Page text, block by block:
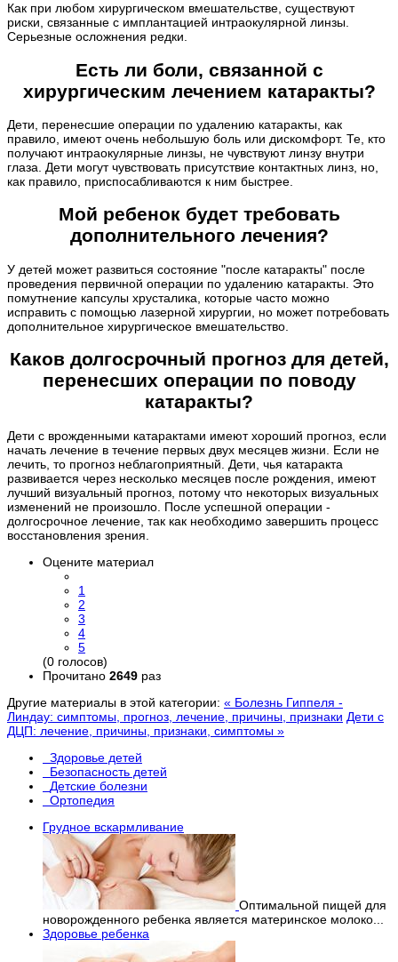
Как при любом хирургическом вмешательстве, существуют
риски, связанные с имплантацией интраокулярной линзы.
Серьезные осложнения редки.
Есть ли боли, связанной с
хирургическим лечением катаракты?
Дети, перенесшие операции по удалению катаракты, как
правило, имеют очень небольшую боль или дискомфорт. Те, кто
получают интраокулярные линзы, не чувствуют линзу внутри
глаза. Дети могут чувствовать присутствие контактных линз, но,
как правило, приспосабливаются к ним быстрее.
Мой ребенок будет требовать
дополнительного лечения?
У детей может развиться состояние "после катаракты" после
проведения первичной операции по удалению катаракты. Это
помутнение капсулы хрусталика, которые часто можно
исправить с помощью лазерной хирургии, но может потребовать
дополнительное хирургическое вмешательство.
Каков долгосрочный прогноз для детей,
перенесших операции по поводу
катаракты?
Дети с врожденными катарактами имеют хороший прогноз, если
начать лечение в течение первых двух месяцев жизни. Если не
лечить, то прогноз неблагоприятный. Дети, чья катаракта
развивается через несколько месяцев после рождения, имеют
лучший визуальный прогноз, потому что некоторых визуальных
изменений не произошло. После успешной операции -
долгосрочное лечение, так как необходимо завершить процесс
восстановления зрения.
Оцените материал
1
2
3
4
5
(0 голосов)
Прочитано 2649 раз
Другие материалы в этой категории: « Болезнь Гиппеля -
Линдау: симптомы, прогноз, лечение, причины, признаки Дети с
ДЦП: лечение, причины, признаки, симптомы »
Здоровье детей
Безопасность детей
Детские болезни
Ортопедия
Грудное вскармливание
Оптимальной пищей для
новорожденного ребенка является материнское молоко...
Здоровье ребенка